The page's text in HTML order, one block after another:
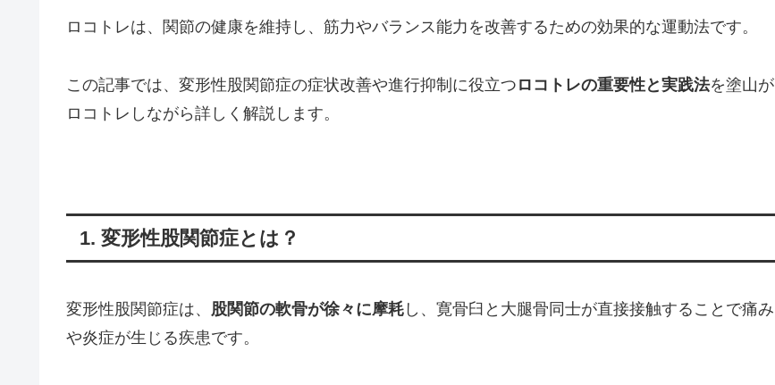
ロコトレは、関節の健康を維持し、筋力やバランス能力を改善するための効果的な運動法です。
この記事では、変形性股関節症の症状改善や進行抑制に役立つ ロコトレの重要性と実践法を塗山が
ロコトレしながら詳しく解説します。
1. 変形性股関節症とは？
変形性股関節症は、 股関節の軟骨が徐々に摩耗 し、寛骨臼と大腿骨同士が直接接触することで痛み
や炎症が生じる疾患です。